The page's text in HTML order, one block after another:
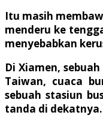
Itu masih
menderu ke
menyebabkan
Di Xiamen,
Taiwan, cuaca
sebuah stasiun
tanda di dekatnya.